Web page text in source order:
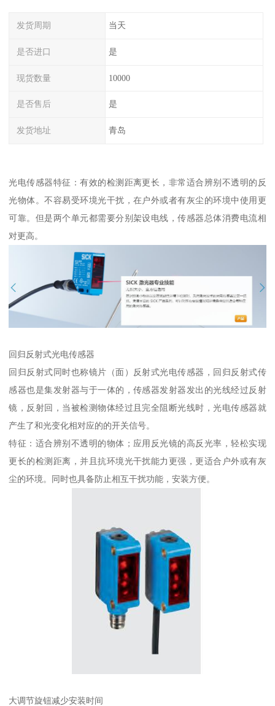
发货周期 当天
是否进口 是
现货数量 10000
是否售后 是
发货地址 青岛
光电传感器特征：有效的检测距离更长，非常适合辨别不透明的反
光物体。不容易受环境光干扰，在户外或者有灰尘的环境中使用更
可靠。但是两个单元都需要分别架设电线，传感器总体消费电流相
对更高。
回归反射式光电传感器
回归反射式同时也称镜片（面）反射式光电传感器，回归反射式传
感器也是集发射器与于一体的，传感器发射器发出的光线经过反射
镜，反射回，当被检测物体经过且完全阻断光线时，光电传感器就
产生了和光变化相对应的的开关信号。
特征：适合辨别不透明的物体；应用反光镜的高反光率，轻松实现
更长的检测距离，并且抗环境光干扰能力更强，更适合户外或有灰
尘的环境。同时也具备防止相互干扰功能，安装方便。
大调节旋钮减少安装时间